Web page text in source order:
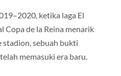
ketika laga El
Copa de la Reina menarik
sebuah bukti
memasuki era baru.